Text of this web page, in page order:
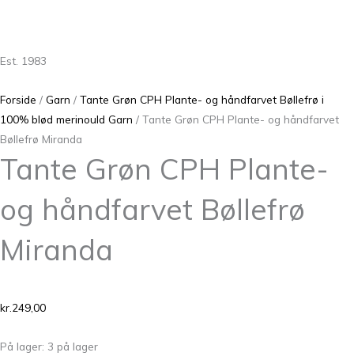
Est. 1983
Forside / Garn / Tante Grøn CPH Plante- og håndfarvet Bøllefrø i
100% blød merinould Garn / Tante Grøn CPH Plante- og håndfarvet
Bøllefrø Miranda
Tante Grøn CPH Plante-
og håndfarvet Bøllefrø
Miranda
kr. 249,00
På lager: 3 på lager